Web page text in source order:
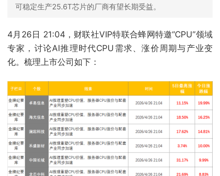
可稳定生产25.6T芯片的厂商有望长期受益。
4月26日 21:04，财联社VIP特联合蜂网特邀“CPU”领域
专家，讨论AI推理时代CPU需求、涨价周期与产业变
化。梳理上市公司如下：